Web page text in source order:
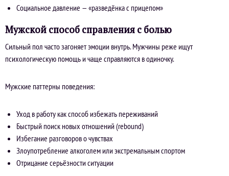
Социальное давление — «разведёнка с прицепом»
Мужской способ справления с болью
Сильный пол часто загоняет эмоции внутрь. Мужчины реже ищут
психологическую помощь и чаще справляются в одиночку.
Мужские паттерны поведения:
Уход в работу как способ избежать переживаний
Быстрый поиск новых отношений (rebound)
Избегание разговоров о чувствах
Злоупотребление алкоголем или экстремальным спортом
Отрицание серьёзности ситуации